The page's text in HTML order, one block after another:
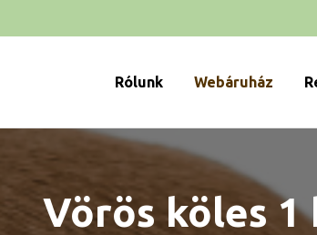
Rólunk Webáruház
Vörös köles 1